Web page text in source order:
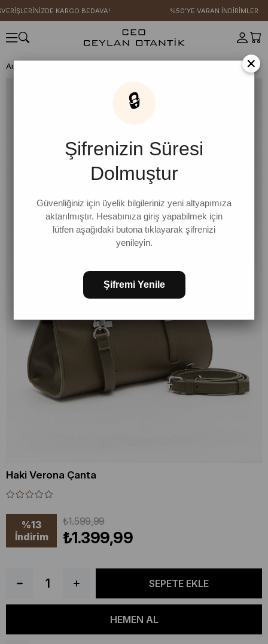
KARGO BEDAVA! %50'YE VARAN İNDİRİMLER
Anasayfa
Haki Verona Çanta
%13
İndirim
₺1.599,99
₺1.399,99
×
🔒
Şifrenizin Süresi
Dolmuştur
Güvenliğiniz için üyelik bilgileriniz yeni altyapımıza
aktarılmıştır. Hesabınıza giriş yapabilmek için
lütfen aşağıdaki butona tıklayarak şifrenizi
yenileyin.
Şifremi Yenile